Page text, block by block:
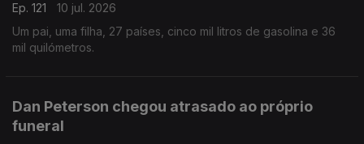
Ep. 121
10 jul. 2026
Um pai, uma filha, 27 países, cinco mil litros de gasolina e 36
mil quilómetros.
Dan Peterson chegou atrasado ao próprio
funeral